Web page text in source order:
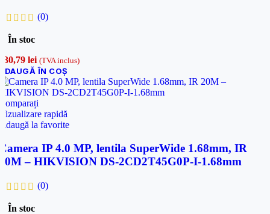
(0)
În stoc
lei (TVA inclus)
ÎN COȘ
rapidă
la favorite
IP 4.0 MP, lentila SuperWide 1.68mm, IR
– HIKVISION DS-2CD2T45G0P-I-1.68mm
(0)
În stoc